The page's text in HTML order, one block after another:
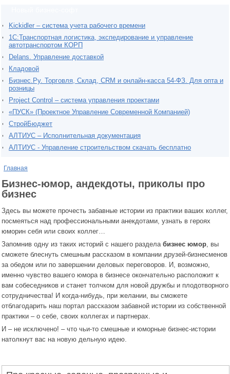
Kickidler – система учета рабочего времени
1С:Транспортная логистика, экспедирование и управление
автотранспортом КОРП
Delans. Управление доставкой
Кладовой
Бизнес.Ру. Торговля, Склад, CRM и онлайн-касса 54-ФЗ. Для опта и
розницы
Project Сontrol – система управления проектами
«ПУСК» (Проектное Управление Современной Компанией)
СтройБюджет
АЛТИУС – Исполнительная документация
АЛТИУС - Управление строительством скачать бесплатно
Главная
Бизнес-юмор, андекдоты, приколы про
бизнес
Здесь вы можете прочесть забавные истории из практики ваших коллег,
посмеяться над профессиональными анекдотами, узнать в героях
юморин себя или своих коллег…
Запомнив одну из таких историй с нашего раздела бизнес юмор , вы
сможете блеснуть смешным рассказом в компании друзей-бизнесменов
за обедом или по завершении деловых переговоров. И, возможно,
именно чувство вашего юмора в бизнесе окончательно расположит к
вам собеседников и станет толчком для новой дружбы и плодотворного
сотрудничества! И когда-нибудь, при желании, вы сможете
отблагодарить наш портал рассказом забавной истории из собственной
практики – о себе, своих коллегах и партнерах.
И – не исключено! – что чьи-то смешные и юморные бизнес-истории
натолкнут вас на новую дельную идею.